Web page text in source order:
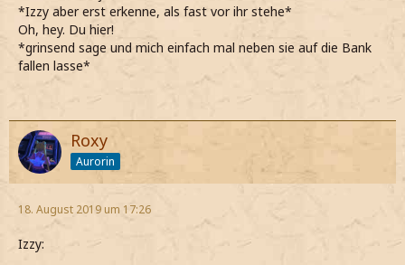
*Izzy aber erst erkenne, als fast vor ihr stehe*
Oh, hey. Du hier!
*grinsend sage und mich einfach mal neben sie auf die Bank
fallen lasse*
Roxy
Aurorin
18. August 2019 um 17:26
Izzy: